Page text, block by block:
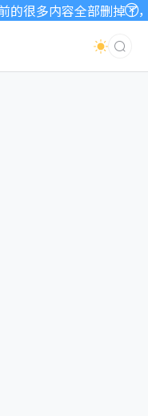
很多内容全部删掉了